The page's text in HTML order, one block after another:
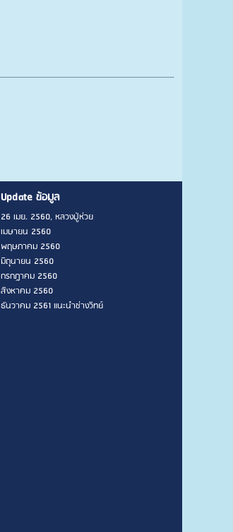
Update ข้อมูล
26 เมย. 2560, หลวงปู่ห่วย
เมษายน 2560
พฤษภาคม 2560
มิถุนายน 2560
กรกฎาคม 2560
สิงหาคม 2560
ธันวาคม 2561 แนะนำช่างวิทย์